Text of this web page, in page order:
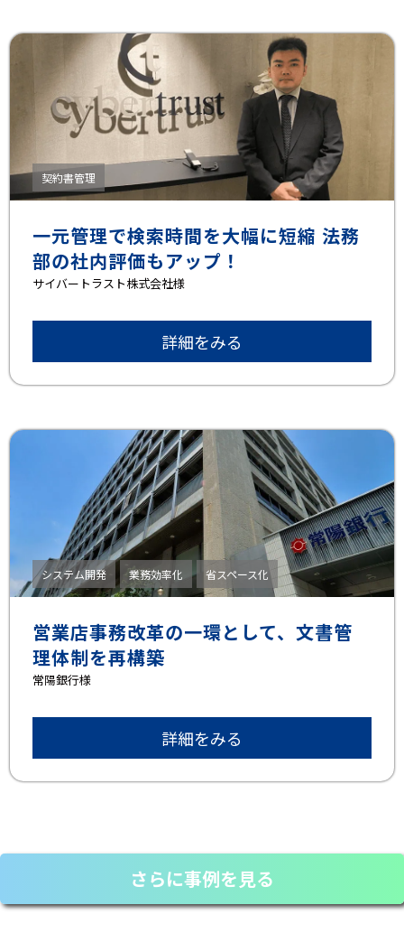
契約書管理
一元管理で検索時間を大幅に短縮 法務
部の社内評価もアップ！
サイバートラスト株式会社様
詳細をみる
システム開発 業務効率化 省スペース化
営業店事務改革の一環として、文書管
理体制を再構築
常陽銀行様
詳細をみる
さらに事例を見る